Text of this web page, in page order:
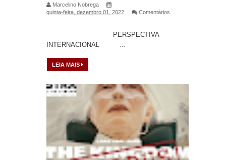
Marcelino Nobrega
quinta-feira, dezembro 01, 2022
Comentários
PERSPECTIVA
INTERNACIONAL ...
LEIA MAIS